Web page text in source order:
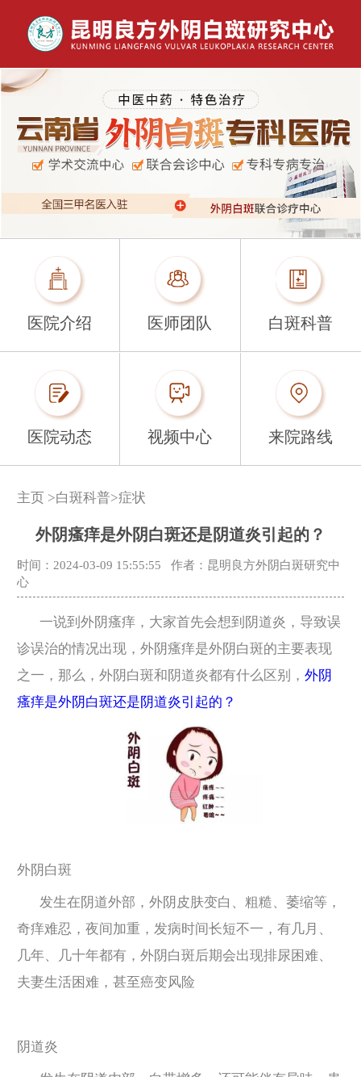
医院介绍 医师团队 白斑科普
医院动态 视频中心 来院路线
主页 >白斑科普>症状
外阴瘙痒是外阴白斑还是阴道炎引起的？
时间：2024-03-09 15:55:55
作者：昆明良方外阴白斑研究中
心
一说到外阴瘙痒，大家首先会想到阴道炎，导致误
诊误治的情况出现，外阴瘙痒是外阴白斑的主要表现
之一，那么，外阴白斑和阴道炎都有什么区别， 外阴
瘙痒是外阴白斑还是阴道炎引起的？
外阴白斑
发生在阴道外部，外阴皮肤变白、粗糙、萎缩等，
奇痒难忍，夜间加重，发病时间长短不一，有几月、
几年、几十年都有，外阴白斑后期会出现排尿困难、
夫妻生活困难，甚至癌变风险
阴道炎